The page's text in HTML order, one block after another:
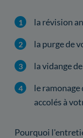
la révision
la purge de
la vidange
le ramonage
accolés à
Pourquoi